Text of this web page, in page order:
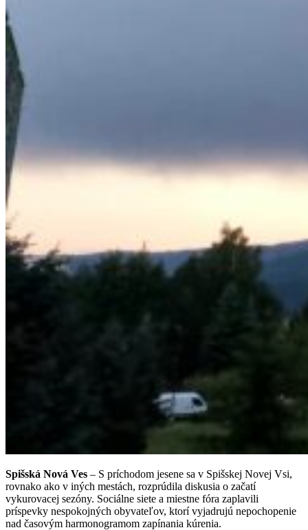
Spišská Nová Ves – S príchodom jesene sa v Spišskej Novej Vsi,
rovnako ako v iných mestách, rozprúdila diskusia o začatí
vykurovacej sezóny. Sociálne siete a miestne fóra zaplavili
príspevky nespokojných obyvateľov, ktorí vyjadrujú nepochopenie
nad časovým harmonogramom zapínania kúrenia.